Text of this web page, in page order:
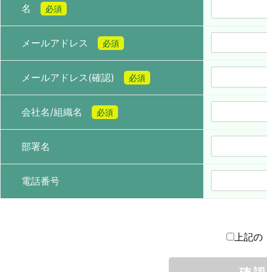
名 必須
メールアドレス 必須
メールアドレス(確認) 必須
会社名/組織名 必須
部署名
電話番号
上記の